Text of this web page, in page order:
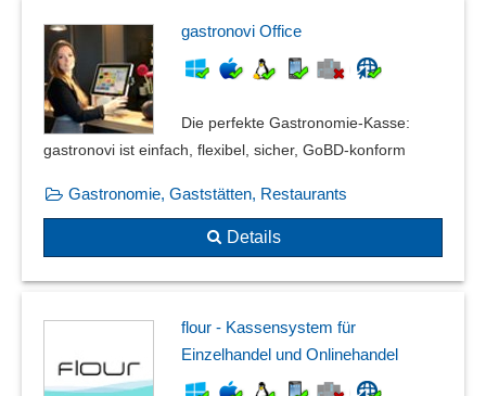
gastronovi Office
Die perfekte Gastronomie-Kasse:
gastronovi ist einfach, flexibel, sicher, GoBD-konform
Gastronomie, Gaststätten, Restaurants
Details
flour - Kassensystem für
Einzelhandel und Onlinehandel